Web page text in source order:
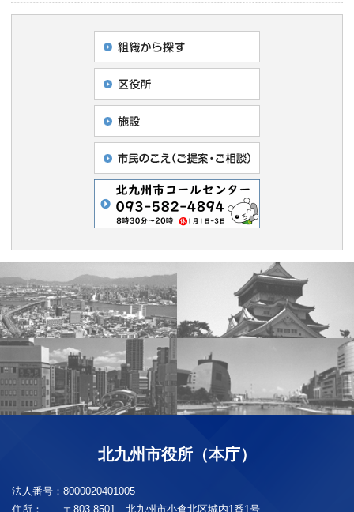
北九州市役所（本庁）
法人番号： 8000020401005
住所：
〒803-8501 北九州市小倉北区城内1番1号